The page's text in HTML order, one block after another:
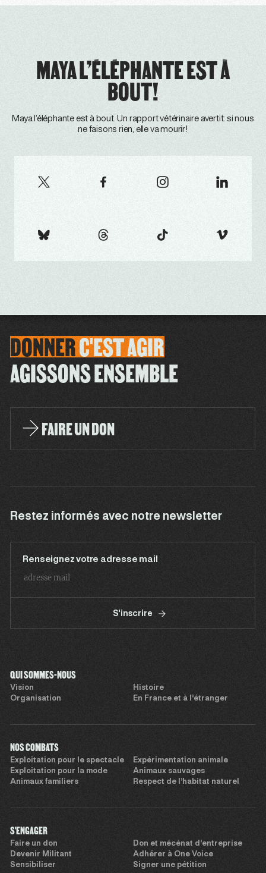
MAYA L’ÉLÉPHANTE EST À
BOUT!
Maya l’éléphante est à bout. Un rapport vétérinaire avertit: si nous
ne faisons rien, elle va mourir!
DONNERC'ESTAGIR
AGISSONS ENSEMBLE
FAIRE UN DON
Restez informés avec notre newsletter
Renseignez votre adresse mail
S'inscrire
QUI SOMMES-NOUS
Vision
Histoire
Organisation
En France et à l’étranger
NOS COMBATS
Exploitation pour le spectacle
Expérimentation animale
Exploitation pour la mode
Animaux sauvages
Animaux familiers
Respect de l’habitat naturel
S'ENGAGER
Faire un don
Don et mécénat d’entreprise
Devenir Militant
Adhérer à One Voice
Sensibiliser
Signer une pétition